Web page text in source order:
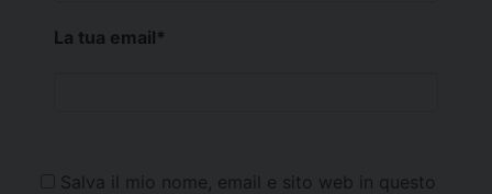
La tua email*
Salva il mio nome, email e sito web in questo